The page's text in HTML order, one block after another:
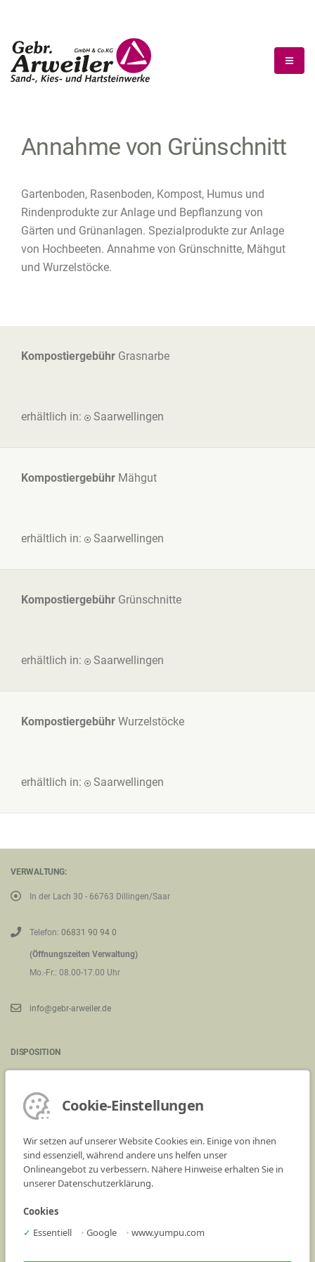
Annahme von Grünschnitt
Gartenboden, Rasenboden, Kompost, Humus und
Rindenprodukte zur Anlage und Bepflanzung von
Gärten und Grünanlagen. Spezialprodukte zur Anlage
von Hochbeeten. Annahme von Grünschnitte, Mähgut
und Wurzelstöcke.
Kompostiergebühr Grasnarbe
erhältlich in: Saarwellingen
Kompostiergebühr Mähgut
erhältlich in: Saarwellingen
Kompostiergebühr Grünschnitte
erhältlich in: Saarwellingen
Kompostiergebühr Wurzelstöcke
erhältlich in: Saarwellingen
VERWALTUNG:
In der Lach 30 - 66763 Dillingen/Saar
Telefon: 06831 90 94 0
(Öffnungszeiten Verwaltung)
Mo.-Fr.: 08.00-17.00 Uhr
info@gebr-arweiler.de
DISPOSITION
66793 Saarwellingen
(Öffnungszeiten Disposition)
Mo.-Fr.: 07.00-17.00 Uhr
Bestellungen bitte an: bestellungen@gebr-arweiler.de
AGB
Cookie-Einstellungen
Wir setzen auf unserer Website Cookies ein. Einige von ihnen
sind essenziell, während andere uns helfen unser
Onlineangebot zu verbessern. Nähere Hinweise erhalten Sie in
unserer Datenschutzerklärung.
Cookies
✓ Essentiell • Google • www.yumpu.com